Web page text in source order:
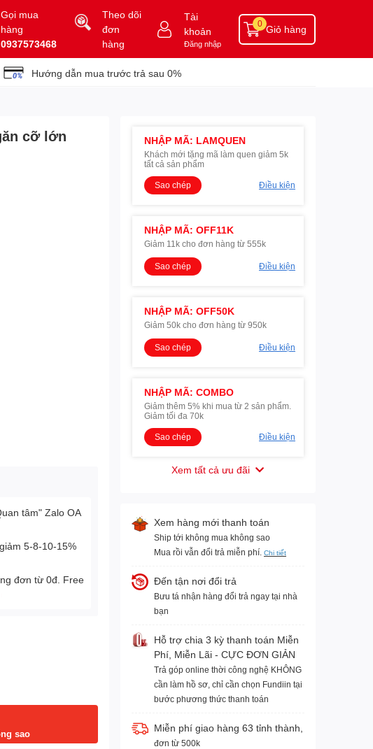
Gọi mua
hàng
0937573468
Theo dõi
đơn
hàng
Tài
khoản
Đăng nhập
Giỏ hàng
0
Hướng dẫn mua trước trả sau 0%
cỡ lớn
tâm" Zalo OA
5-8-10-15%
đơn từ 0đ. Free
sao
NHẬP MÃ: LAMQUEN
Khách mới tặng mã làm quen giảm 5k
tất cả sản phẩm
Sao chép
Điều kiện
NHẬP MÃ: OFF11K
Giảm 11k cho đơn hàng từ 555k
Sao chép Điều kiện
NHẬP MÃ: OFF50K
Giảm 50k cho đơn hàng từ 950k
Sao chép Điều kiện
NHẬP MÃ: COMBO
Giảm thêm 5% khi mua từ 2 sản phẩm.
Giảm tối đa 70k
Sao chép
Điều kiện
Xem tất cả ưu đãi
Xem hàng mới thanh toán
Ship tới không mua không sao
Mua rồi vẫn đổi trả miễn phí. Chi tiết
Đến tận nơi đổi trả
Bưu tá nhận hàng đổi trả ngay tại nhà
bạn
Hỗ trợ chia 3 kỳ thanh toán Miễn
Phí, Miễn Lãi - CỰC ĐƠN GIẢN
Trả góp online thời công nghệ KHÔNG
cần làm hồ sơ, chỉ cần chọn Fundiin tại
bước phương thức thanh toán
Miễn phí giao hàng 63 tỉnh thành,
đơn từ 500k